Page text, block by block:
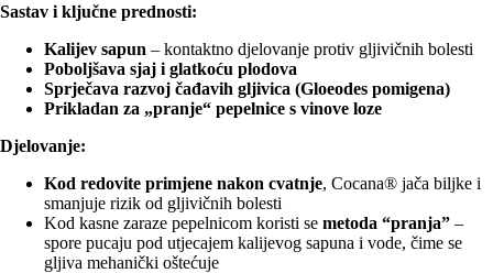
Sastav i ključne prednosti:
Kalijev sapun – kontaktno djelovanje protiv gljivičnih bolesti
Poboljšava sjaj i glatkoću plodova
Sprječava razvoj čađavih gljivica (Gloeodes pomigena)
Prikladan za „pranje“ pepelnice s vinove loze
Djelovanje:
Kod redovite primjene nakon cvatnje, Cocana® jača biljke i
smanjuje rizik od gljivičnih bolesti
Kod kasne zaraze pepelnicom koristi se metoda “pranja” –
spore pucaju pod utjecajem kalijevog sapuna i vode, čime se
gljiva mehanički oštećuje